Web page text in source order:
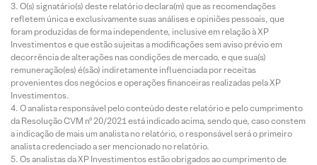
O(s) signatário(s) deste relatório declara(m) que as recomendações
refletem única e exclusivamente suas análises e opiniões pessoais, que
foram produzidas de forma independente, inclusive em relação à XP
Investimentos e que estão sujeitas a modificações sem aviso prévio em
decorrência de alterações nas condições de mercado, e que sua(s)
remuneração(es) é(são) indiretamente influenciada por receitas
provenientes dos negócios e operações financeiras realizadas pela XP
Investimentos.
O analista responsável pelo conteúdo deste relatório e pelo cumprimento
da Resolução CVM nº 20/2021 está indicado acima, sendo que, caso constem
a indicação de mais um analista no relatório, o responsável será o primeiro
analista credenciado a ser mencionado no relatório.
Os analistas da XP Investimentos estão obrigados ao cumprimento de